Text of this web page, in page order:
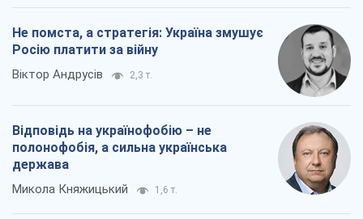
Не помста, а стратегія: Україна змушує
Росію платити за війну
Віктор Андрусів 2,3 т.
Відповідь на українофобію – не
полонофобія, а сильна українська
держава
Микола Княжицький 1,6 т.